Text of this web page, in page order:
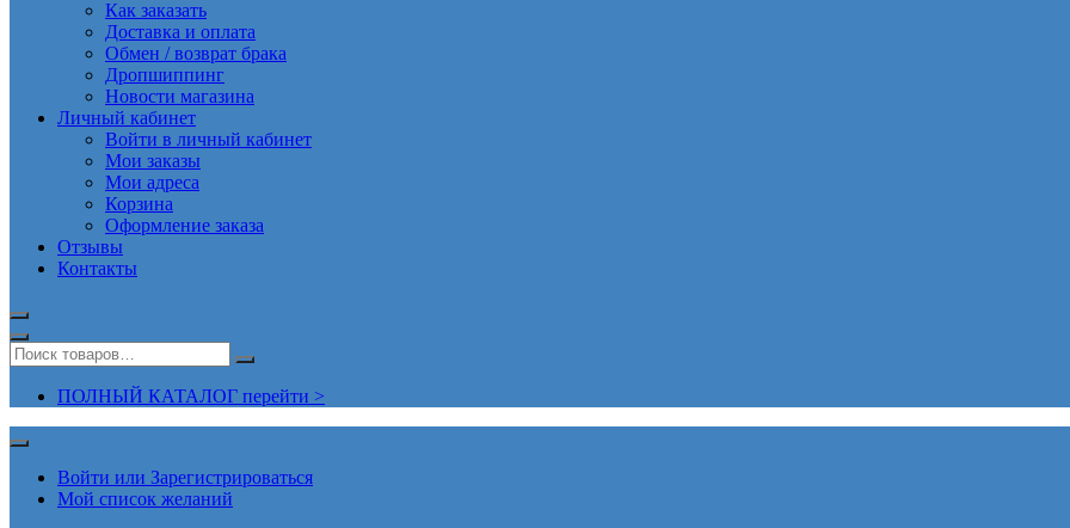
Как заказать
Доставка и оплата
Обмен / возврат брака
Дропшиппинг
Новости магазина
Личный кабинет
Войти в личный кабинет
Мои заказы
Мои адреса
Корзина
Оформление заказа
Отзывы
Контакты
ПОЛНЫЙ КАТАЛОГ перейти >
Войти или Зарегистрироваться
Мой список желаний